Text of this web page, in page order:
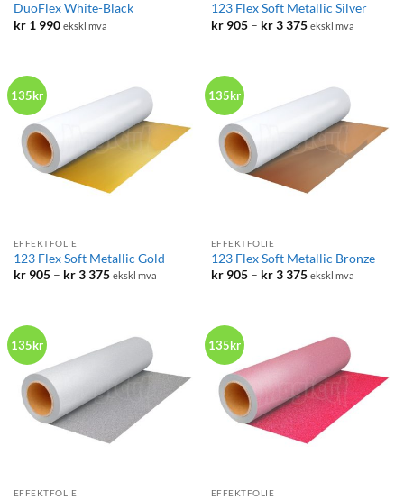
DuoFlex White-Black
kr1 990 ekskl mva
123 Flex Soft Metallic Silver
kr905 – kr3 375Prisområde:
ekskl mva
135kr
EFFEKTFOLIE
123 Flex Soft Metallic Gold
kr905 – kr3 375Prisområde:
ekskl mva
135kr
EFFEKTFOLIE
123 Flex Soft Metallic Bronze
kr905 – kr3 375Prisområde:
ekskl mva
135kr
EFFEKTFOLIE
135kr
EFFEKTFOLIE